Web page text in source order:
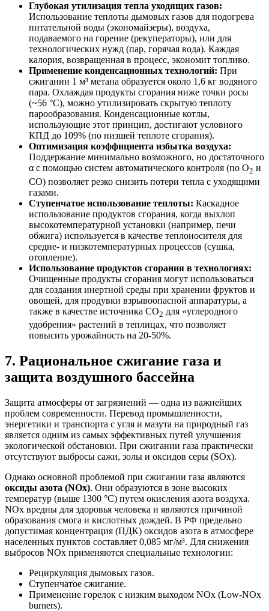
Глубокая утилизация тепла уходящих газов:
Использование теплоты дымовых газов для подогрева
питательной воды (экономайзеры), воздуха,
подаваемого на горение (рекуператоры), или для
технологических нужд (пар, горячая вода). Каждая
калория, возвращенная в процесс, экономит топливо.
Применение конденсационных технологий: При
сжигании 1 м³ метана образуется около 1,6 кг водяного
пара. Охлаждая продукты сгорания ниже точки росы
(~56 °С), можно утилизировать скрытую теплоту
парообразования. Конденсационные котлы,
использующие этот принцип, достигают условного
КПД до 109% (по низшей теплоте сгорания).
Оптимизация коэффициента избытка воздуха:
Поддержание минимально возможного, но достаточного
α с помощью систем автоматического контроля (по O2 и
CO) позволяет резко снизить потери тепла с уходящими
газами.
Ступенчатое использование теплоты: Каскадное
использование продуктов сгорания, когда выхлоп
высокотемпературной установки (например, печи
обжига) используется в качестве теплоносителя для
средне- и низкотемпературных процессов (сушка,
отопление).
Использование продуктов сгорания в технологиях:
Очищенные продукты сгорания могут использоваться
для создания инертной среды при хранении фруктов и
овощей, для продувки взрывоопасной аппаратуры, а
также в качестве источника CO2 для «углеродного
удобрения» растений в теплицах, что позволяет
повысить урожайность на 20-50%.
7. Рациональное сжигание газа и
защита воздушного бассейна
Защита атмосферы от загрязнений — одна из важнейших
проблем современности. Перевод промышленности,
энергетики и транспорта с угля и мазута на природный газ
является одним из самых эффективных путей улучшения
экологической обстановки. При сжигании газа практически
отсутствуют выбросы сажи, золы и оксидов серы (SOx).
Однако основной проблемой при сжигании газа являются
оксиды азота (NOx). Они образуются в зоне высоких
температур (выше 1300 °С) путем окисления азота воздуха.
NOx вредны для здоровья человека и являются причиной
образования смога и кислотных дождей. В РФ предельно
допустимая концентрация (ПДК) оксидов азота в атмосфере
населенных пунктов составляет 0,085 мг/м³. Для снижения
выбросов NOx применяются специальные технологии:
Рециркуляция дымовых газов.
Ступенчатое сжигание.
Применение горелок с низким выходом NOx (Low-NOx
burners).